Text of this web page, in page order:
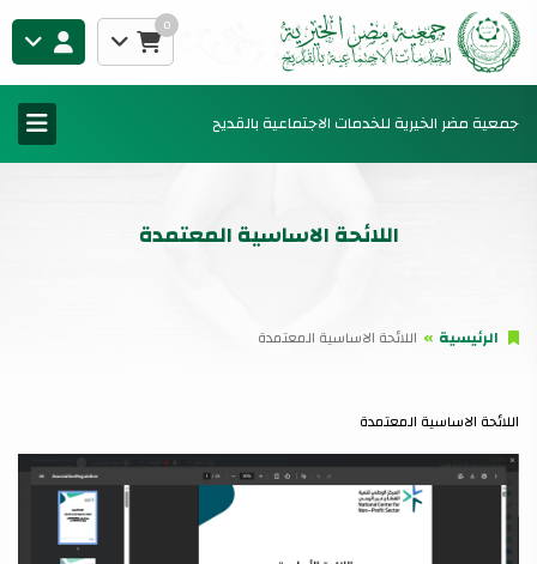
0
جمعية مضر الخيرية للخدمات الاجتماعية بالقديح
اللائحة الاساسية المعتمدة
الرئيسية اللائحة الاساسية المعتمدة
اللائحة الاساسية المعتمدة